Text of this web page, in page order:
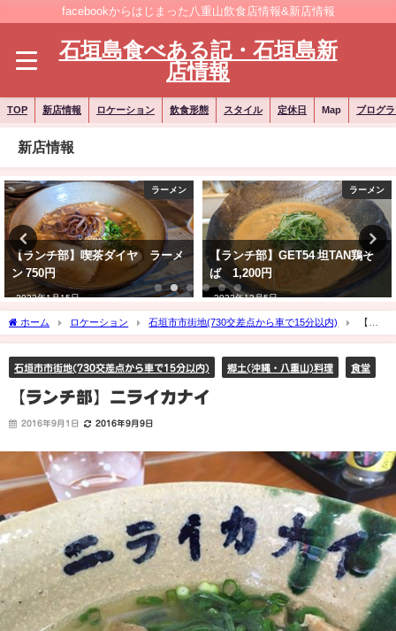
facebookからはじまった八重山飲食店情報&新店情報
石垣島食べある記・石垣島新
店情報
TOP 新店情報 ロケーション 飲食形態 スタイル 定休日 Map ブログ
新店情報
ラーメン
【ランチ部】喫茶ダイヤ ラーメ
ン 750円
2023年1月15日
ラーメン
【ランチ部】GET54 坦TAN鶏そ
ば 1,200円
2022年12月5日
ホーム ロケーション 石垣市市街地(730交差点から車で15分以内)
【ラ
ンチ部】ニライカナイ
石垣市市街地(730交差点から車で15分以内) 郷土(沖縄・八重山)料理 食堂
【ランチ部】ニライカナイ
2016年9月1日 2016年9月9日